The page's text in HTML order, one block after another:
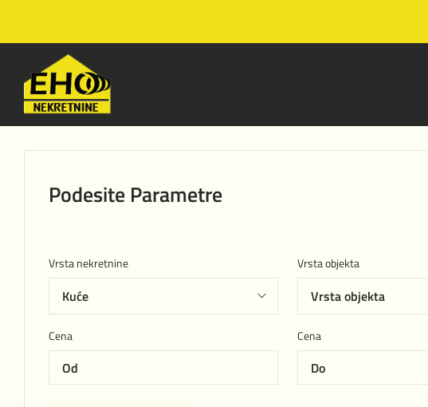
Podesite Parametre
Vrsta nekretnine Vrsta objekta
Cena Cena